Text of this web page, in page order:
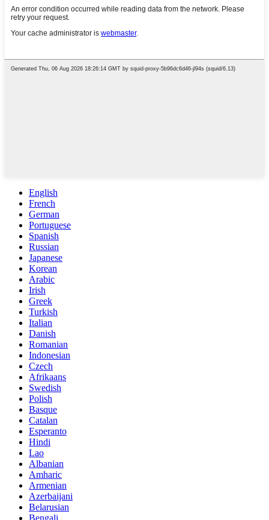
English
French
German
Portuguese
Spanish
Russian
Japanese
Korean
Arabic
Irish
Greek
Turkish
Italian
Danish
Romanian
Indonesian
Czech
Afrikaans
Swedish
Polish
Basque
Catalan
Esperanto
Hindi
Lao
Albanian
Amharic
Armenian
Azerbaijani
Belarusian